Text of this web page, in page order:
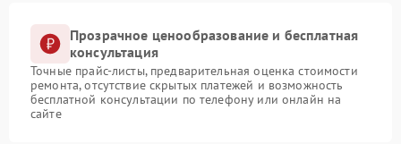
Прозрачное ценообразование и бесплатная
консультация
Точные прайс-листы, предварительная оценка стоимости
ремонта, отсутствие скрытых платежей и возможность
бесплатной консультации по телефону или онлайн на
сайте